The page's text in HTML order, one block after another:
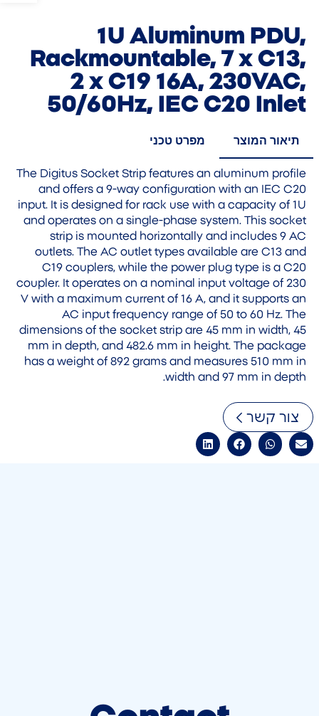
1U Aluminum PDU,
Rackmountable, 7 x C13,
2 x C19 16A, 230VAC,
50/60Hz, IEC C20 Inlet
תיאור המוצר מפרט טכני
The Digitus Socket Strip features an aluminum profile
and offers a 9-way configuration with an IEC C20
input. It is designed for rack use with a capacity of 1U
and operates on a single-phase system. This socket
strip is mounted horizontally and includes 9 AC
outlets. The AC outlet types available are C13 and
C19 couplers, while the power plug type is a C20
coupler. It operates on a nominal input voltage of 230
V with a maximum current of 16 A, and it supports an
AC input frequency range of 50 to 60 Hz. The
dimensions of the socket strip are 45 mm in width, 45
mm in depth, and 482.6 mm in height. The package
has a weight of 892 grams and measures 510 mm in
width and 97 mm in depth.
צור קשר